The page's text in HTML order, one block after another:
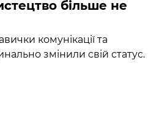
більше не
комунікації та
змінили свій статус.